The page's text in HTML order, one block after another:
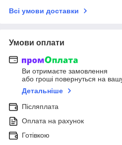
Всі умови доставки
Умови оплати
Ви отримаєте замовлення
або гроші повернуться на
Детальніше
Післяплата
Оплата на рахунок
Готівкою